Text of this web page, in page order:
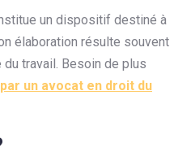
un dispositif destiné à
élaboration résulte souvent
travail. Besoin de plus
un avocat en droit du